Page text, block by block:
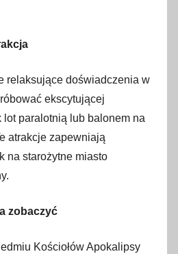
relaksujące doświadczenia w
ekscytującej
paralotnią lub balonem na
atrakcje zapewniają
na starożytne miasto
zobaczyć
Kościołów Apokalipsy